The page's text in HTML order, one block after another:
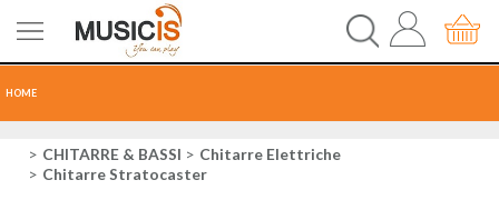
HOME
CHITARRECHITARRE & BASSI
Chitarre Elettriche
Chitarre Stratocaster